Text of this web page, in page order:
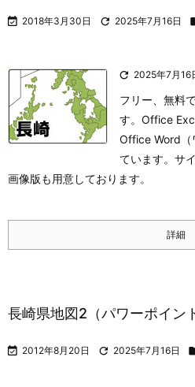
 2018年3月30日  2025年7月16日
 2025年7月16
フリー、無料
す。Office
Office Word（
ています。サ
画像版も用意しております。
詳細
長崎県地図2（パワーポイン
 2012年8月20日  2025年7月16日